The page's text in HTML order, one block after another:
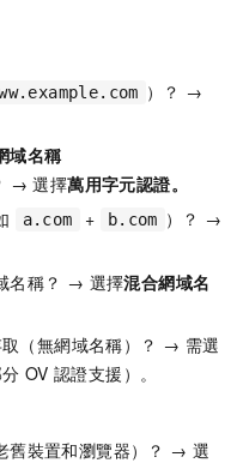
）？ →
域名稱
→ 選擇萬用字元認證。
a.com + b.com ）？ →
名稱？ → 選擇混合網域名
（無網域名稱）？ → 需選
OV 認證支援）。
舊裝置和瀏覽器）？ → 選